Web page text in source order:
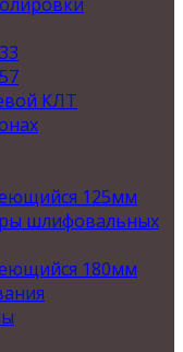
КЛТ
125мм
шлифовальных
180мм